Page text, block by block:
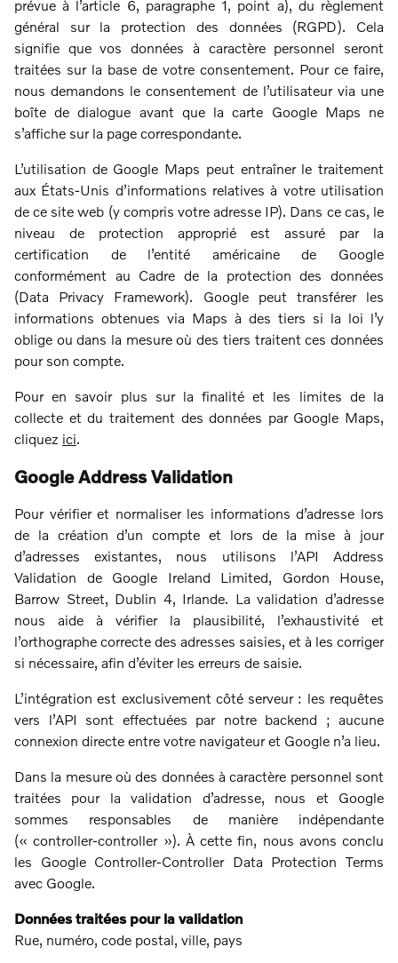
prévue à l’article 6, paragraphe 1, point a), du règlement
général sur la protection des données (RGPD). Cela
signifie que vos données à caractère personnel seront
traitées sur la base de votre consentement. Pour ce faire,
nous demandons le consentement de l’utilisateur via une
boîte de dialogue avant que la carte Google Maps ne
s’affiche sur la page correspondante.
L’utilisation de Google Maps peut entraîner le traitement
aux États-Unis d’informations relatives à votre utilisation
de ce site web (y compris votre adresse IP). Dans ce cas, le
niveau de protection approprié est assuré par la
certification de l’entité américaine de Google
conformément au Cadre de la protection des données
(Data Privacy Framework). Google peut transférer les
informations obtenues via Maps à des tiers si la loi l’y
oblige ou dans la mesure où des tiers traitent ces données
pour son compte.
Pour en savoir plus sur la finalité et les limites de la
collecte et du traitement des données par Google Maps,
cliquez ici.
Google Address Validation
Pour vérifier et normaliser les informations d’adresse lors
de la création d’un compte et lors de la mise à jour
d’adresses existantes, nous utilisons l’API Address
Validation de Google Ireland Limited, Gordon House,
Barrow Street, Dublin 4, Irlande. La validation d’adresse
nous aide à vérifier la plausibilité, l’exhaustivité et
l’orthographe correcte des adresses saisies, et à les corriger
si nécessaire, afin d’éviter les erreurs de saisie.
L’intégration est exclusivement côté serveur : les requêtes
vers l’API sont effectuées par notre backend ; aucune
connexion directe entre votre navigateur et Google n’a lieu.
Dans la mesure où des données à caractère personnel sont
traitées pour la validation d’adresse, nous et Google
sommes responsables de manière indépendante
(« controller-controller »). À cette fin, nous avons conclu
les Google Controller‑Controller Data Protection Terms
avec Google.
Données traitées pour la validation
Rue, numéro, code postal, ville, pays